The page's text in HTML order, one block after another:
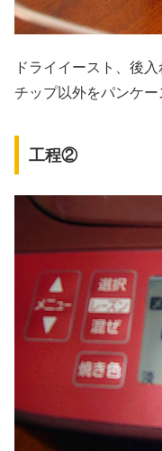
ドライイースト、後
チップ以外をパンケー
工程②